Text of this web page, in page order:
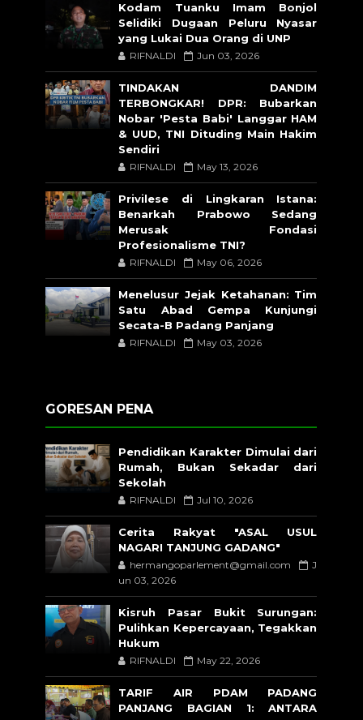
Kodam Tuanku Imam Bonjol
Selidiki Dugaan Peluru Nyasar
yang Lukai Dua Orang di UNP
RIFNALDI Jun 03, 2026
TINDAKAN DANDIM
TERBONGKAR! DPR: Bubarkan
Nobar 'Pesta Babi' Langgar HAM
& UUD, TNI Dituding Main Hakim
Sendiri
RIFNALDI May 13, 2026
Privilese di Lingkaran Istana:
Benarkah Prabowo Sedang
Merusak Fondasi
Profesionalisme TNI?
RIFNALDI May 06, 2026
Menelusur Jejak Ketahanan: Tim
Satu Abad Gempa Kunjungi
Secata-B Padang Panjang
RIFNALDI May 03, 2026
GORESAN PENA
Pendidikan Karakter Dimulai dari
Rumah, Bukan Sekadar dari
Sekolah
RIFNALDI Jul 10, 2026
Cerita Rakyat "ASAL USUL
NAGARI TANJUNG GADANG"
hermangoparlement@gmail.com
J
un 03, 2026
Kisruh Pasar Bukit Surungan:
Pulihkan Kepercayaan, Tegakkan
Hukum
RIFNALDI May 22, 2026
TARIF AIR PDAM PADANG
PANJANG BAGIAN 1: ANTARA